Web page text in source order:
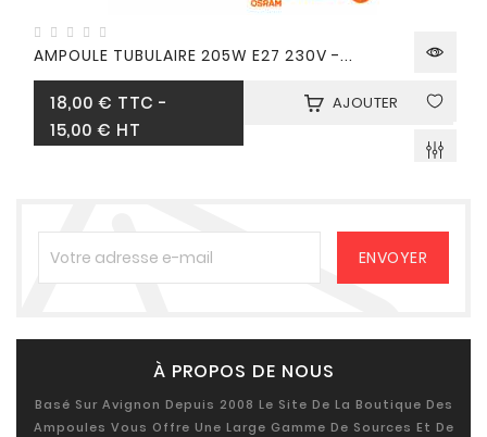
AMPOULE TUBULAIRE 205W E27 230V -...
18,00 € Prix
TTC -
15,00 € HT
AJOUTER
À PROPOS DE NOUS
Basé Sur Avignon Depuis 2008 Le Site De La Boutique Des
Ampoules Vous Offre Une Large Gamme De Sources Et De